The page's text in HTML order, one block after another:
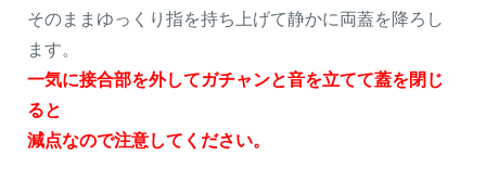
そのままゆっくり指を持ち上げて静かに両蓋を降ろし
ます。
一気に接合部を外してガチャンと音を立てて蓋を閉じ
ると
減点なので注意してください。